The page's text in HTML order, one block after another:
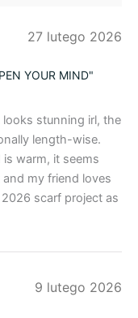
27 lutego 2026
YOUR MIND"
stunning irl, the
length-wise.
is warm, it seems
my friend loves
2026 scarf project as
9 lutego 2026